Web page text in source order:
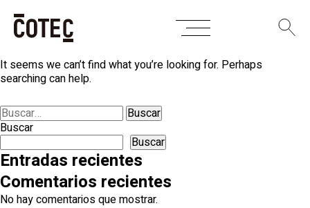
SkipNothing Found
It seems we can’t find what you’re looking for. Perhaps
searching can help.
Buscar:
Buscar
Buscar
Entradas recientes
Comentarios recientes
No hay comentarios que mostrar.